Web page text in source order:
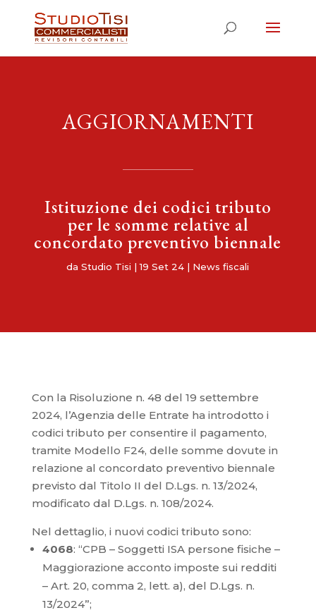
AGGIORNAMENTI
Istituzione dei codici tributo
per le somme relative al
concordato preventivo biennale
daStudio Tisi |19 Set 24 | News fiscali
Con la Risoluzione n. 48 del 19 settembre
2024, l’Agenzia delle Entrate ha introdotto i
codici tributo per consentire il pagamento,
tramite Modello F24, delle somme dovute in
relazione al concordato preventivo biennale
previsto dal Titolo II del D.Lgs. n. 13/2024,
modificato dal D.Lgs. n. 108/2024.
Nel dettaglio, i nuovi codici tributo sono:
4068: “CPB – Soggetti ISA persone fisiche –
Maggiorazione acconto imposte sui redditi
– Art. 20, comma 2, lett. a), del D.Lgs. n.
13/2024”;